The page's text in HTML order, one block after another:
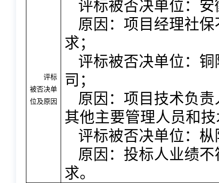
评标
被否决单
位及原因
评标被否决单位：
原因：项目经理社
求；
评标被否决单位：
司；
原因：项目技术负
其他主要管理人员和
评标被否决单位：
原因：投标人业绩
求。